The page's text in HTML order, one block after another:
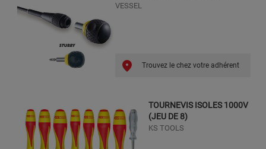
VESSEL
Trouvez le chez votre adhérent
TOURNEVIS ISOLES 1000V
(JEU DE 8)
KS TOOLS